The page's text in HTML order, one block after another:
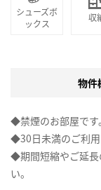
シューズボ
ックス
収
物件
◆禁煙のお部屋です。
◆30日未満のご利用
◆期間短縮やご延長
い。